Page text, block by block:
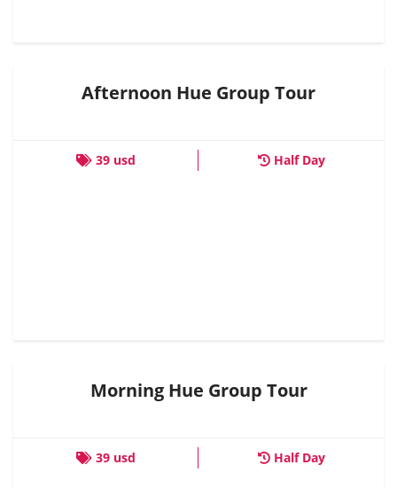
Afternoon Hue Group Tour
39 usd Half Day
Morning Hue Group Tour
39 usd Half Day